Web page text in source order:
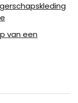
van een